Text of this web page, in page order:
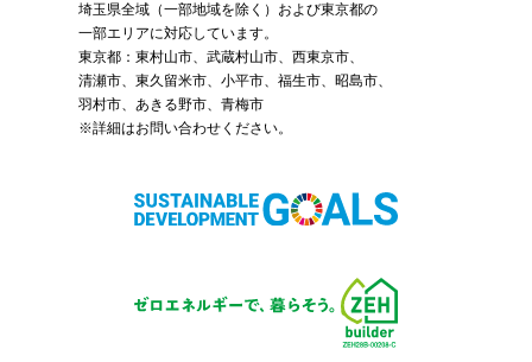
埼玉県全域（一部地域を除く）および東京都の
一部エリアに対応しています。
東京都：東村山市、武蔵村山市、西東京市、
清瀬市、東久留米市、小平市、福生市、昭島市、
羽村市、あきる野市、青梅市
※詳細はお問い合わせください。